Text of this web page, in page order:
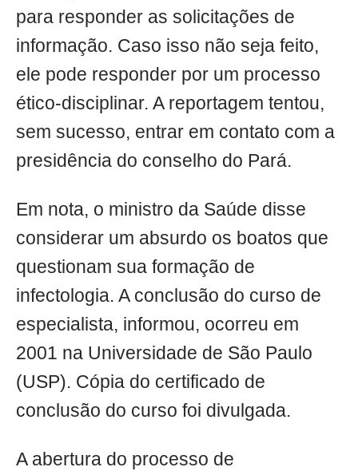
para responder as solicitações de
informação. Caso isso não seja feito,
ele pode responder por um processo
ético-disciplinar. A reportagem tentou,
sem sucesso, entrar em contato com a
presidência do conselho do Pará.
Em nota, o ministro da Saúde disse
considerar um absurdo os boatos que
questionam sua formação de
infectologia. A conclusão do curso de
especialista, informou, ocorreu em
2001 na Universidade de São Paulo
(USP). Cópia do certificado de
conclusão do curso foi divulgada.
A abertura do processo de